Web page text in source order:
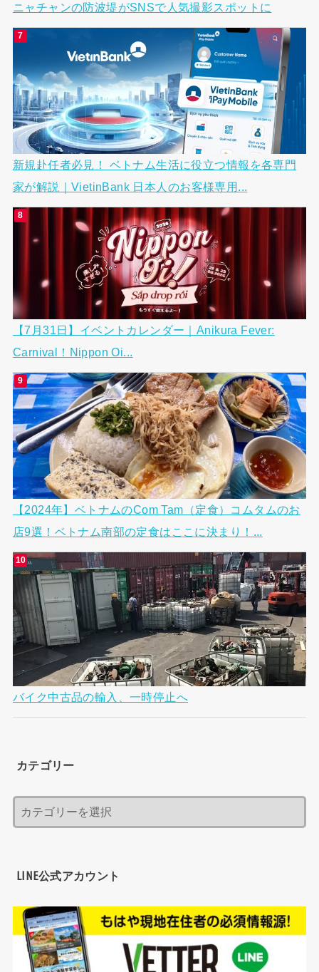
ニャチャンの防波堤がSNSで人気撮影スポットに
新規赴任者必見！ ベトナム生活に役立つ情報を各専門
家が解説｜VietinBank 日本人のお客様専用...
【7月31日】イベントカレンダー｜Anikura Fever:
Carnival！Nippon Oi...
【2024年】ベトナムのCom Tam（定食）コムタムのお
店9選！ベトナム南部の定食はここに決まり！...
バイク中古品の輸入、一時停止へ
カテゴリー
LINE公式アカウント